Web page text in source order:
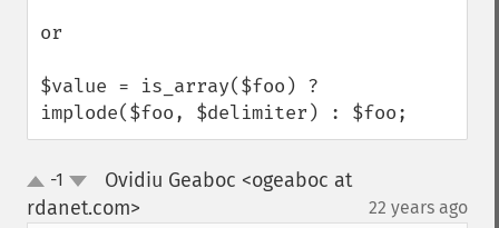
or
$value = is_array($foo) ?
implode($foo, $delimiter) : $foo;
up
down
-1
Ovidiu Geaboc <ogeaboc at
rdanet.com>
22 years ago